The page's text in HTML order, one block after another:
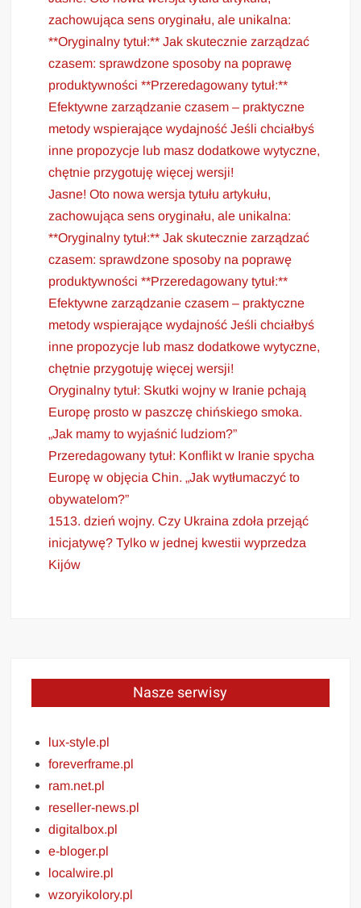
zachowująca sens oryginału, ale unikalna:
**Oryginalny tytuł:** Jak skutecznie zarządzać
czasem: sprawdzone sposoby na poprawę
produktywności **Przeredagowany tytuł:**
Efektywne zarządzanie czasem – praktyczne
metody wspierające wydajność Jeśli chciałbyś
inne propozycje lub masz dodatkowe wytyczne,
chętnie przygotuję więcej wersji!
Jasne! Oto nowa wersja tytułu artykułu,
zachowująca sens oryginału, ale unikalna:
**Oryginalny tytuł:** Jak skutecznie zarządzać
czasem: sprawdzone sposoby na poprawę
produktywności **Przeredagowany tytuł:**
Efektywne zarządzanie czasem – praktyczne
metody wspierające wydajność Jeśli chciałbyś
inne propozycje lub masz dodatkowe wytyczne,
chętnie przygotuję więcej wersji!
Oryginalny tytuł: Skutki wojny w Iranie pchają
Europę prosto w paszczę chińskiego smoka.
„Jak mamy to wyjaśnić ludziom?”
Przeredagowany tytuł: Konflikt w Iranie spycha
Europę w objęcia Chin. „Jak wytłumaczyć to
obywatelom?”
1513. dzień wojny. Czy Ukraina zdoła przejąć
inicjatywę? Tylko w jednej kwestii wyprzedza
Kijów
Nasze serwisy
lux-style.pl
foreverframe.pl
ram.net.pl
reseller-news.pl
digitalbox.pl
e-bloger.pl
localwire.pl
wzoryikolory.pl